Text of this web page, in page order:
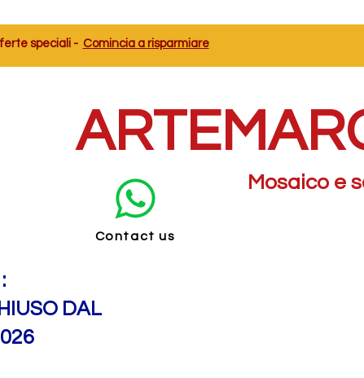
speciali - Comincia a risparmiare
Contact us
Mosaico e
DAL